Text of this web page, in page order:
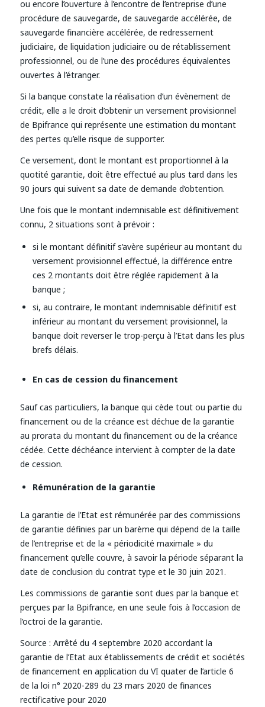
ou encore l’ouverture à l’encontre de l’entreprise d’une
procédure de sauvegarde, de sauvegarde accélérée, de
sauvegarde financière accélérée, de redressement
judiciaire, de liquidation judiciaire ou de rétablissement
professionnel, ou de l’une des procédures équivalentes
ouvertes à l’étranger.
Si la banque constate la réalisation d’un évènement de
crédit, elle a le droit d’obtenir un versement provisionnel
de Bpifrance qui représente une estimation du montant
des pertes qu’elle risque de supporter.
Ce versement, dont le montant est proportionnel à la
quotité garantie, doit être effectué au plus tard dans les
90 jours qui suivent sa date de demande d’obtention.
Une fois que le montant indemnisable est définitivement
connu, 2 situations sont à prévoir :
si le montant définitif s’avère supérieur au montant du
versement provisionnel effectué, la différence entre
ces 2 montants doit être réglée rapidement à la
banque ;
si, au contraire, le montant indemnisable définitif est
inférieur au montant du versement provisionnel, la
banque doit reverser le trop-perçu à l’Etat dans les plus
brefs délais.
En cas de cession du financement
Sauf cas particuliers, la banque qui cède tout ou partie du
financement ou de la créance est déchue de la garantie
au prorata du montant du financement ou de la créance
cédée. Cette déchéance intervient à compter de la date
de cession.
Rémunération de la garantie
La garantie de l’Etat est rémunérée par des commissions
de garantie définies par un barème qui dépend de la taille
de l’entreprise et de la « périodicité maximale » du
financement qu’elle couvre, à savoir la période séparant la
date de conclusion du contrat type et le 30 juin 2021.
Les commissions de garantie sont dues par la banque et
perçues par la Bpifrance, en une seule fois à l’occasion de
l’octroi de la garantie.
Source : Arrêté du 4 septembre 2020 accordant la
garantie de l’Etat aux établissements de crédit et sociétés
de financement en application du VI quater de l’article 6
de la loi n° 2020-289 du 23 mars 2020 de finances
rectificative pour 2020